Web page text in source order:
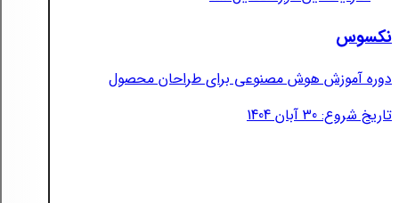
نکسوس
دوره آموزش هوش مصنوعی برای طراحان محصول
تاریخ شروع: 30 آبان 1404